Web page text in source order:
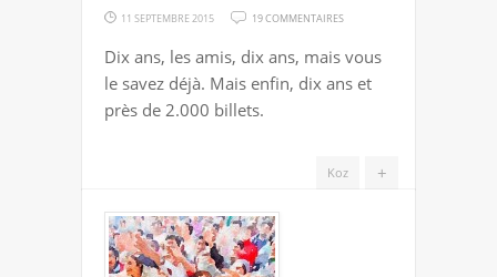
11 SEPTEMBRE 2015 19 COMMENTAIRES
25
SEPTEMBRE,
MIEUX
Dix ans, les amis, dix ans, mais vous
le savez déjà. Mais enfin, dix ans et
près de 2.000 billets.
+
Koz